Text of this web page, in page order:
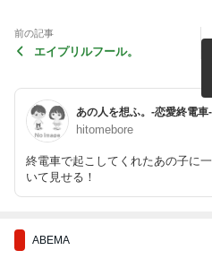
前の記事
エイプリルフール。
あの人を想ふ。-恋愛終電車-
hitomebore
終電車で起こしてくれたあの子に
いて見せる！
ABEMA